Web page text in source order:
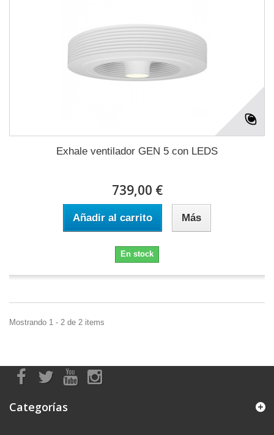
Exhale ventilador GEN 5 con LEDS
739,00 €
Añadir al carrito Más
En stock
Mostrando 1 - 2 de 2 items
Categorías